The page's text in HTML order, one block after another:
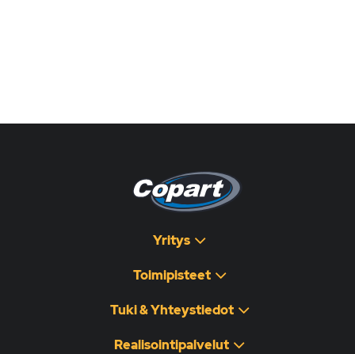
Yritys
Toimipisteet
Tuki & Yhteystiedot
Realisointipalvelut